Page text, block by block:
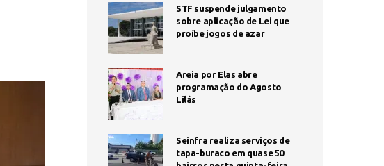
STF suspende julgamento
sobre aplicação de Lei que
proíbe jogos de azar
Areia por Elas abre
programação do Agosto
Lilás
Seinfra realiza serviços de
tapa-buraco em quase 50